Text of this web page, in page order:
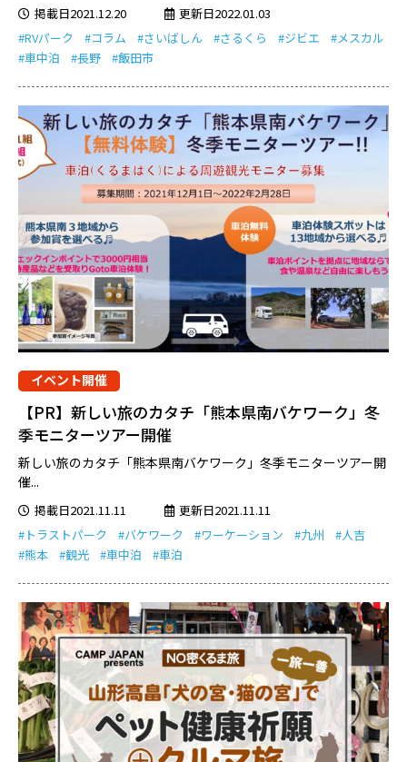
掲載日2021.12.20
更新日2022.01.03
#RVパーク
#コラム #さいばしん #さるくら #ジビエ
#メスカル
#車中泊
#長野 #飯田市
イベント開催
【PR】新しい旅のカタチ「熊本県南バケワーク」冬
季モニターツアー開催
新しい旅のカタチ「熊本県南バケワーク」冬季モニターツアー開
催...
掲載日2021.11.11
更新日2021.11.11
#トラストパーク
#バケワーク #ワーケーション #九州
#人吉
#熊本
#観光 #車中泊 #車泊